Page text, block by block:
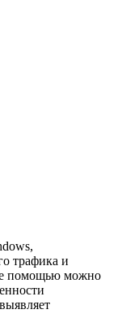
трафика и
помощью можно